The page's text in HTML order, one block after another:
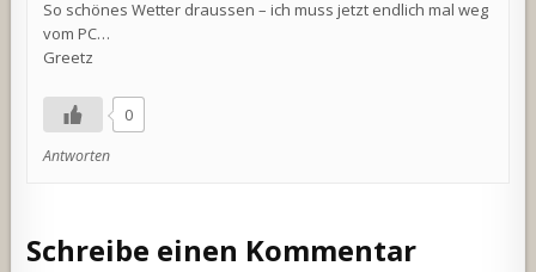
So schönes Wetter draussen – ich muss jetzt endlich mal weg
vom PC…
Greetz
0
Antworten
Schreibe einen Kommentar